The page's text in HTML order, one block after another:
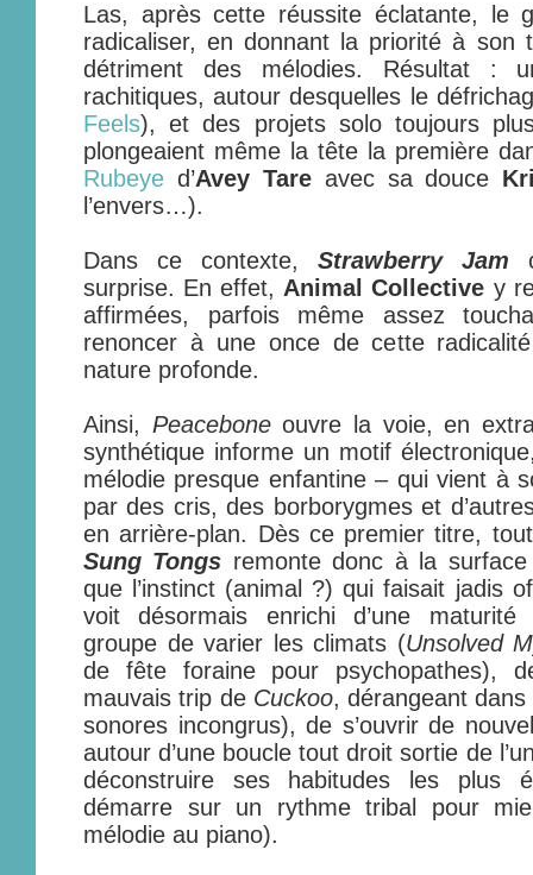
Las, après cette réussite éclatante, le
radicaliser, en donnant la priorité à son
détriment des mélodies. Résultat :
rachitiques, autour desquelles le
Feels), et des projets solo toujours
plongeaient même la tête la première
Rubeye d’Avey Tareavec sa douce
l’envers…).
Dans ce contexte, Strawberry Jam
surprise. En effet, Animal Collective y
affirmées, parfois même assez
renoncer à une once de cette
nature profonde.
Ainsi, Peaceboneouvre la voie, en
synthétique informe un motif
mélodie presque enfantine – qui vient à
par des cris, des borborygmes et
en arrière-plan. Dès ce premier titre,
Sung Tongs remonte donc à la
que l’instinct (animal ?) qui faisait jadis
voit désormais enrichi d’une
groupe de varier les climats (Unsolved
de fête foraine pour psychopathes),
mauvais trip de Cuckoo, dérangeant dans
sonores incongrus), de s’ouvrir de
autour d’une boucle tout droit sortie de
déconstruire ses habitudes les plus
démarre sur un rythme tribal pour
mélodie au piano).